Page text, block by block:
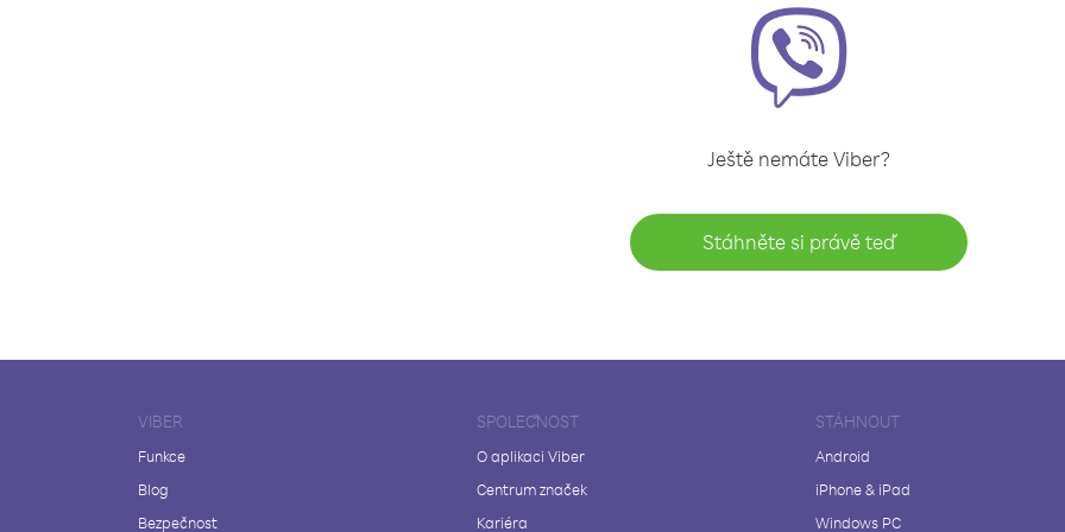
Ještě nemáte Viber?
Stáhněte si právě teď
VIBER
Funkce
Blog
Bezpečnost
SPOLEČNOST
O aplikaci Viber
Centrum značek
Kariéra
STÁHNOUT
Android
iPhone & iPad
Windows PC